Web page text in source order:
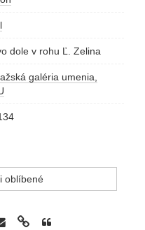
dole v rohu Ľ. Zelina
galéria umenia,
oblíbené